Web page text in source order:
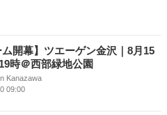
ム開幕】ツエーゲン金沢｜8月15
時＠西部緑地公園
Kanazawa
09:00